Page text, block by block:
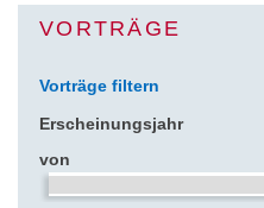
VORTRÄGE
Vorträge filtern
Erscheinungsjahr
von